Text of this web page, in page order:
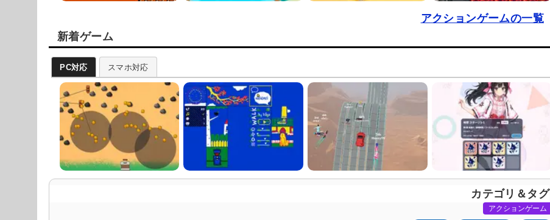
アクションゲームの一覧
新着ゲーム
PC対応 スマホ対応
カテゴリ＆タグ
アクションゲーム